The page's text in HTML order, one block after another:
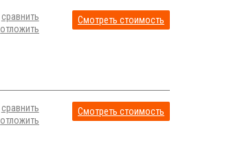
сравнить
отложить
Смотреть стоимость
сравнить
отложить
Смотреть стоимость